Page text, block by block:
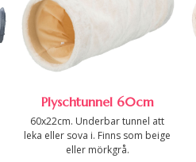
Plyschtunnel 60cm
60x22cm. Underbar tunnel att
leka eller sova i. Finns som beige
eller mörkgrå.